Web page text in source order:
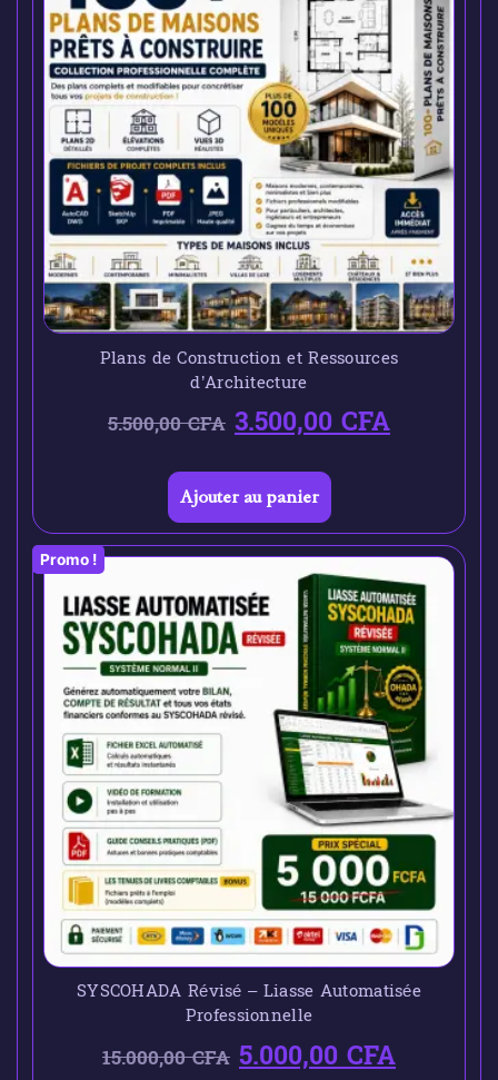
Plans de Construction et Ressources
d’Architecture
5.500,00CFA 3.500,00CFA
Ajouter au panier
Promo !
SYSCOHADA Révisé – Liasse Automatisée
Professionnelle
15.000,00CFA 5.000,00CFA